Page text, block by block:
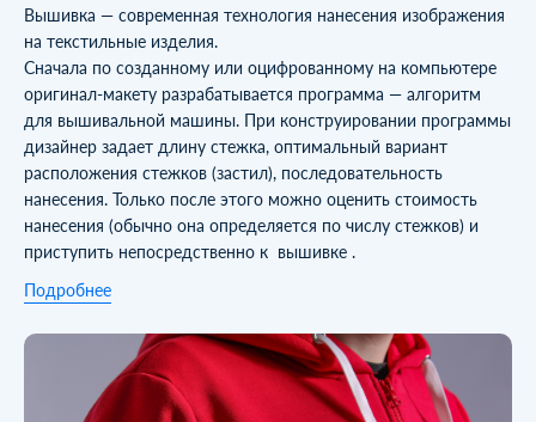
Вышивка — современная технология нанесения изображения
на текстильные изделия.
Сначала по созданному или оцифрованному на компьютере
оригинал-макету разрабатывается программа — алгоритм
для вышивальной машины. При конструировании программы
дизайнер задает длину стежка, оптимальный вариант
расположения стежков (застил), последовательность
нанесения. Только после этого можно оценить стоимость
нанесения (обычно она определяется по числу стежков) и
приступить непосредственно к вышивке .
Подробнее